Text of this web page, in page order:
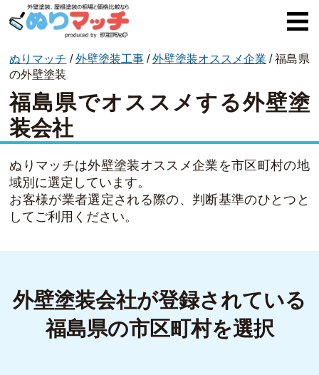
ぬりマッチとは
オススメ企業
費用と相場
外壁塗装
屋根塗装
ぬりマッチ /外壁塗装工事/外壁塗装オススメ企業 /福島県
の外壁塗装
福島県でオススメする外壁塗
装会社
ぬりマッチは外壁塗装オススメ企業を市区町村の地
域別に選定しています。
お客様が業者選定される際の、判断基準のひとつと
してご利用ください。
外壁塗装会社が登録されている
福島県の市区町村を選択